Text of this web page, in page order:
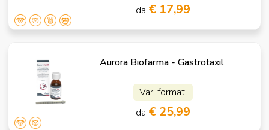
da € 17,99
Aurora Biofarma - Gastrotaxil
Vari formati
da € 25,99